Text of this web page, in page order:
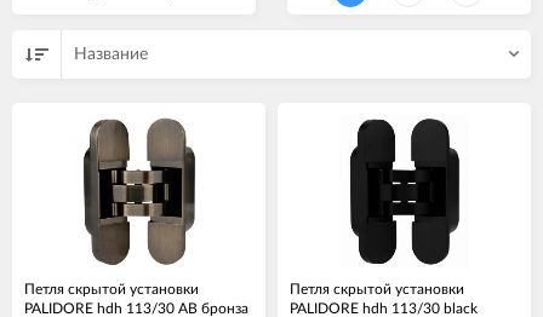
Название
Петля скрытой установки
PALIDORE hdh 113/30 AB бронза
Петля скрытой установки
PALIDORE hdh 113/30 black